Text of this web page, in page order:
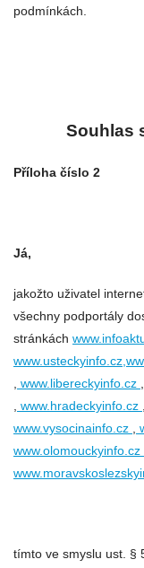
podmínkách.
Souhlas
Příloha číslo 2
Já,
jakožto uživatel
všechny podportály
stránkách
www.libereckyinfo.cz
www.hradeckyinfo.cz
www.vysocinainfo.cz
www.olomouckyinfo.cz
tímto ve smyslu ust. §